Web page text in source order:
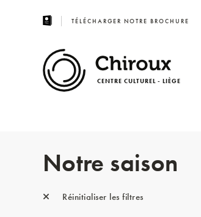
TÉLÉCHARGER NOTRE BROCHURE
CENTRE CULTUREL - LIÈGE
Notre saison
Réinitialiser les filtres